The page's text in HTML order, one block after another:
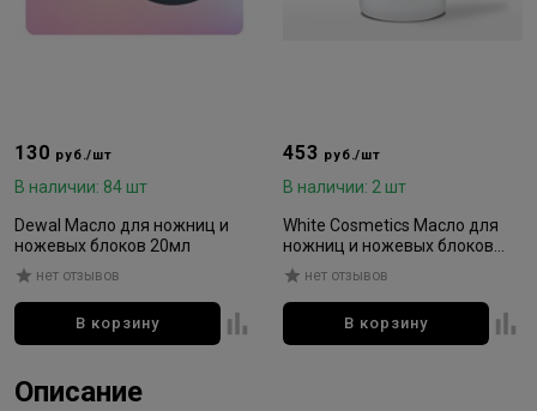
130 руб./шт
В наличии: 84 шт
Dewal Масло для ножниц и
ножевых блоков 20мл
нет отзывов
В корзину
453 руб./шт
В наличии: 2 шт
White Cosmetics Масло для
ножниц и ножевых блоков
100млнет отзывов
В корзину
Описание